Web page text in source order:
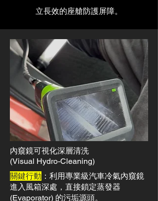
立長效的座艙防護屏障。
內窺鏡可視化深層清洗
(Visual Hydro-Cleaning)
關鍵行動 ：利用專業級汽車冷氣內窺鏡
進入風箱深處，直接鎖定蒸發器
(Evaporator) 的污垢源頭。